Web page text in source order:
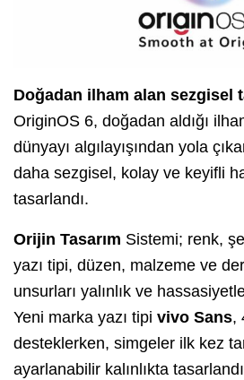
Doğadan ilham alan sezgisel
OriginOS 6, doğadan aldığı
dünyayı algılayışından yola
daha sezgisel, kolay ve keyifli
tasarlandı.
Orijin Tasarım Sistemi; renk,
yazı tipi, düzen, malzeme ve
unsurları yalınlık ve
Yeni marka yazı tipi vivo Sans,
desteklerken, simgeler ilk kez
ayarlanabilir kalınlıkta